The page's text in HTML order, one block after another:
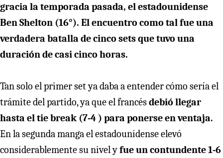
gracia la temporada pasada, el estadounidense
Ben Shelton (16°). El encuentro como tal fue una
verdadera batalla de cinco sets que tuvo una
duración de casi cinco horas.
Tan solo el primer set ya daba a entender cómo sería el
trámite del partido, ya que el francésdebió llegar
hasta el tie break (7-4 ) para ponerse en ventaja.
En la segunda manga el estadounidense elevó
considerablemente su nivel yfue un contundente 1-6